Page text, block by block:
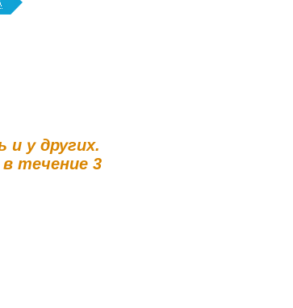
у других.
течение 3